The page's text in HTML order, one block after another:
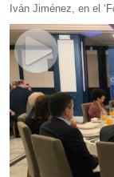
Iván Jiménez, en el